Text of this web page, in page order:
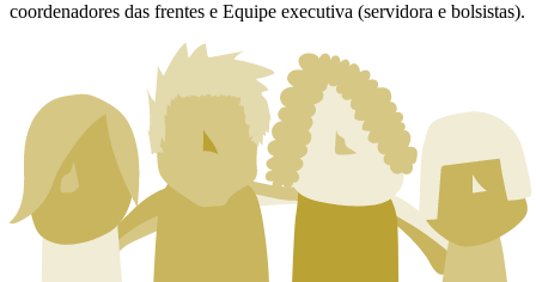
coordenadores das frentes e Equipe executiva (servidora e bolsistas).